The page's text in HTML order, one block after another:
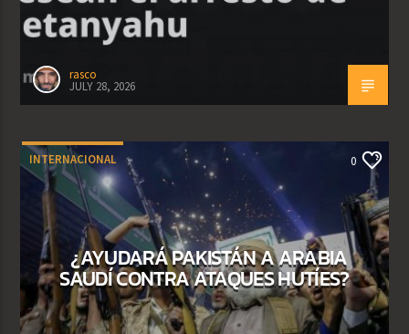
rasco
JULY 28, 2026
INTERNACIONAL 0
¿AYUDARÁ PAKISTÁN A ARABIA
SAUDÍ CONTRA ATAQUES HUTÍES?